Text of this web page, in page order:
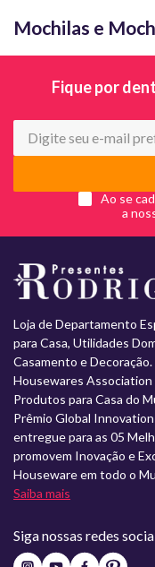
Mochilas e
Fique por
Ao se
a
Loja de Departamento
para Casa, Utilidades
Casamento e
Housewares Association
Produtos para Casa do
Prêmio Global
entregue para as 05
promovem Inovação e
Houseware em todo o
Saiba mais
Siga nossas redes